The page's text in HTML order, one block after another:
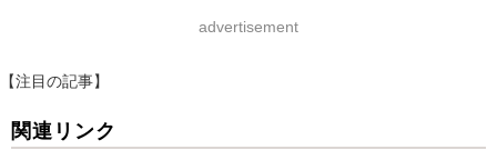
advertisement
【注目の記事】
関連リンク